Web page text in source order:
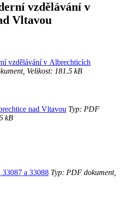
vzdělávání v
Vltavou
vzdělávání v Albrechticích
Velikost: 181.5 kB
nad Vltavou Typ: PDF
kB
a 33088 Typ: PDF dokument,